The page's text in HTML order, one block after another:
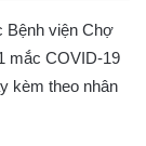
Bệnh viện Chợ
mắc COVID-19
kèm theo nhân